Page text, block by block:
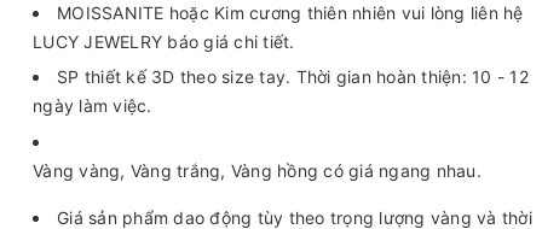
MOISSANITE hoặc Kim cương thiên nhiên vui lòng liên hệ
LUCY JEWELRY báo giá chi tiết.
SP thiết kế 3D theo size tay. Thời gian hoàn thiện: 10 - 12
ngày làm việc.
Vàng vàng, Vàng trắng, Vàng hồng có giá ngang nhau.
Giá sản phẩm dao động tùy theo trọng lượng vàng và thời